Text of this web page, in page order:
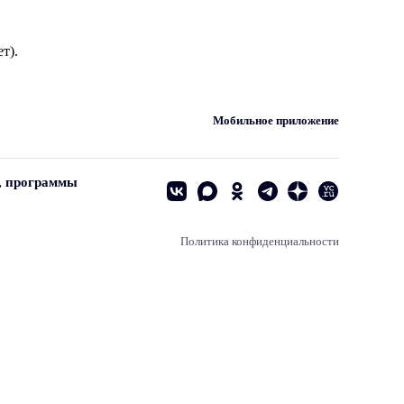
Мобильное приложение
программы
Политика конфиденциальности